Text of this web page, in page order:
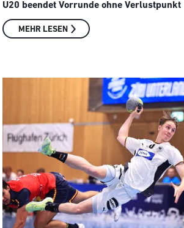
U20 beendet Vorrunde ohne Verlustpunkt
MEHR LESEN